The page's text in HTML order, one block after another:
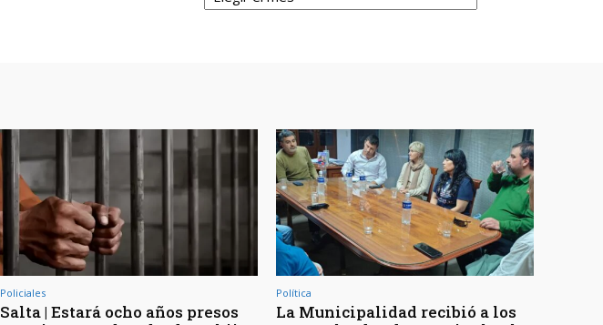
Policiales
Salta | Estará ocho años presos
Política
La Municipalidad recibió a los